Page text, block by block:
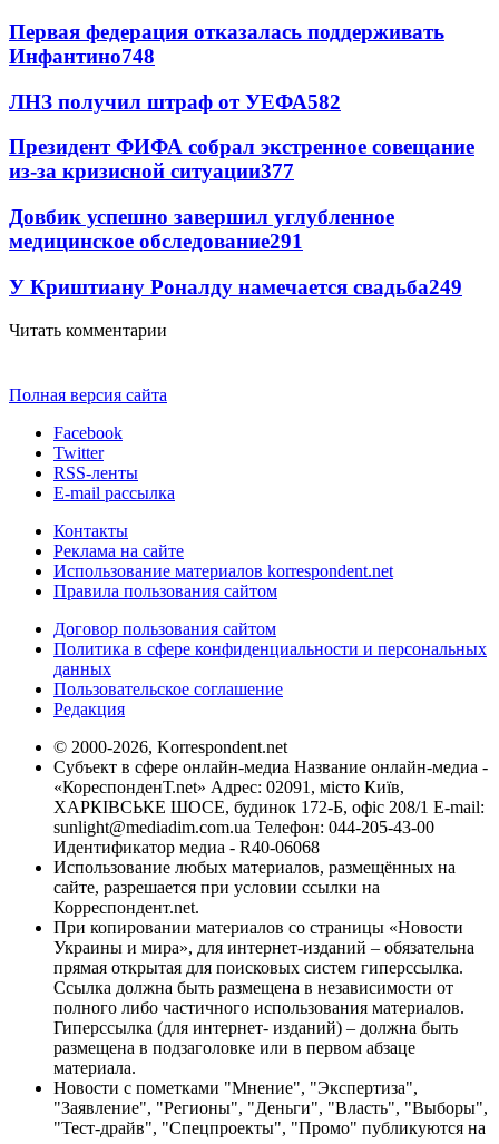
Первая федерация отказалась поддерживать
Инфантино748
ЛНЗ получил штраф от УЕФА582
Президент ФИФА собрал экстренное совещание
из-за кризисной ситуации377
Довбик успешно завершил углубленное
медицинское обследование291
У Криштиану Роналду намечается свадьба249
Читать комментарии
Полная версия сайта
Facebook
Twitter
RSS-ленты
E-mail рассылка
Контакты
Реклама на сайте
Использование материалов korrespondent.net
Правила пользования сайтом
Договор пользования сайтом
Политика в сфере конфиденциальности и персональных
данных
Пользовательское соглашение
Редакция
© 2000-2026, Korrespondent.net
Субъект в сфере онлайн-медиа Название онлайн-медиа -
«КореспонденТ.net» Адрес: 02091, місто Київ,
ХАРКІВСЬКЕ ШОСЕ, будинок 172-Б, офіс 208/1 E-mail:
sunlight@mediadim.com.ua Телефон: 044-205-43-00
Идентификатор медиа - R40-06068
Использование любых материалов, размещённых на
сайте, разрешается при условии ссылки на
Корреспондент.net.
При копировании материалов со страницы «Новости
Украины и мира», для интернет-изданий – обязательна
прямая открытая для поисковых систем гиперссылка.
Ссылка должна быть размещена в независимости от
полного либо частичного использования материалов.
Гиперссылка (для интернет- изданий) – должна быть
размещена в подзаголовке или в первом абзаце
материала.
Новости с пометками "Мнение", "Экспертиза",
"Заявление", "Регионы", "Деньги", "Власть", "Выборы",
"Тест-драйв", "Спецпроекты", "Промо" публикуются на